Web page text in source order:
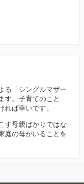
る「シングルマザー
す。子育てのこと
ば幸いです。
す母親ばかりではな
庭の母がいることを